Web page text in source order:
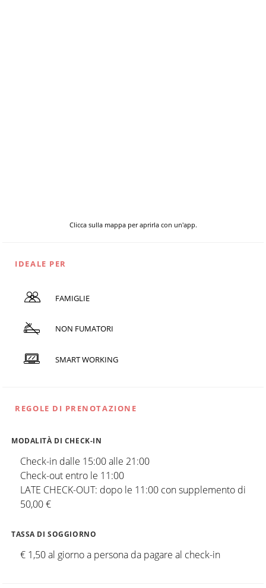
Clicca sulla mappa per aprirla con un'app.
IDEALE PER
FAMIGLIE
NON FUMATORI
SMART WORKING
REGOLE DI PRENOTAZIONE
MODALITÀ DI CHECK-IN
Check-in dalle 15:00 alle 21:00
Check-out entro le 11:00
LATE CHECK-OUT: dopo le 11:00 con supplemento di
50,00 €
TASSA DI SOGGIORNO
€ 1,50 al giorno a persona da pagare al check-in